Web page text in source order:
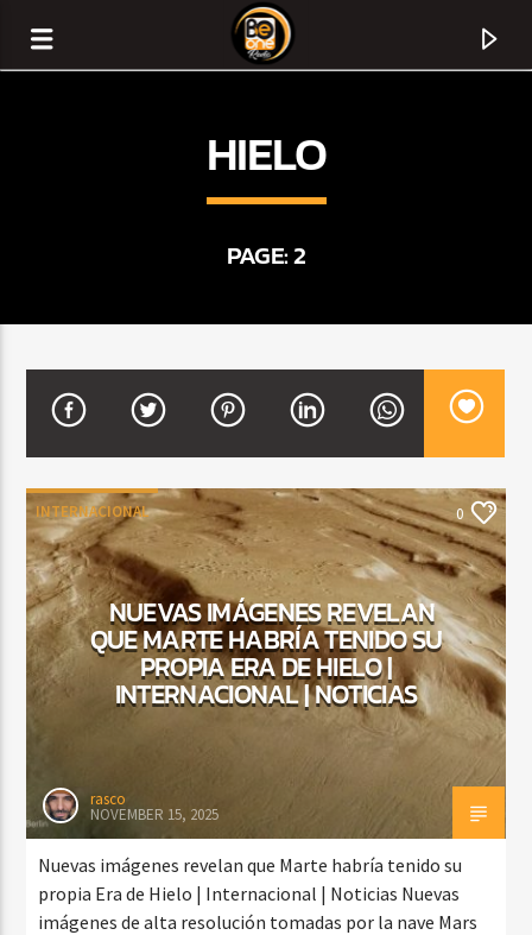
TITLE
ARTIST
CURRENT SHOW
SALSA MATUTINA
6:00 AM 9:00 AM
Beone Radio
HIELO
PAGE: 2
INTERNACIONAL 0
NUEVAS IMÁGENES REVELAN
QUE MARTE HABRÍA TENIDO SU
PROPIA ERA DE HIELO |
INTERNACIONAL | NOTICIAS
rasco
NOVEMBER 15, 2025
Nuevas imágenes revelan que Marte habría tenido su
propia Era de Hielo | Internacional | Noticias Nuevas
imágenes de alta resolución tomadas por la nave Mars